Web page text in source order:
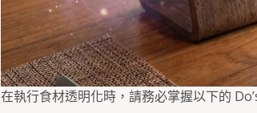
在執行食材透明化時，請務必掌握以下的